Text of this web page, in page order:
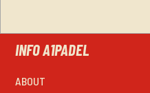
INFO A1PADEL
ABOUT